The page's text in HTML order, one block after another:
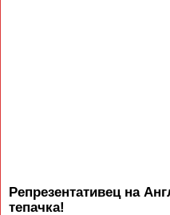
Репрезентативец на
тепачка!